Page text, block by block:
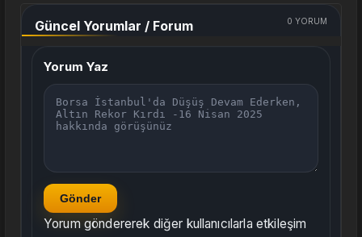
Güncel Yorumlar / Forum 0 YORUM
Yorum Yaz
Gönder
Yorum göndererek diğer kullanıcılarla etkileşim